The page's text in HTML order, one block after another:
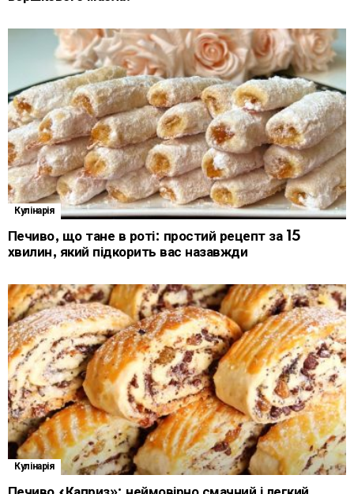
Кулінарія
Печиво, що тане в роті: простий рецепт за 15
хвилин, який підкорить вас назавжди
Кулінарія